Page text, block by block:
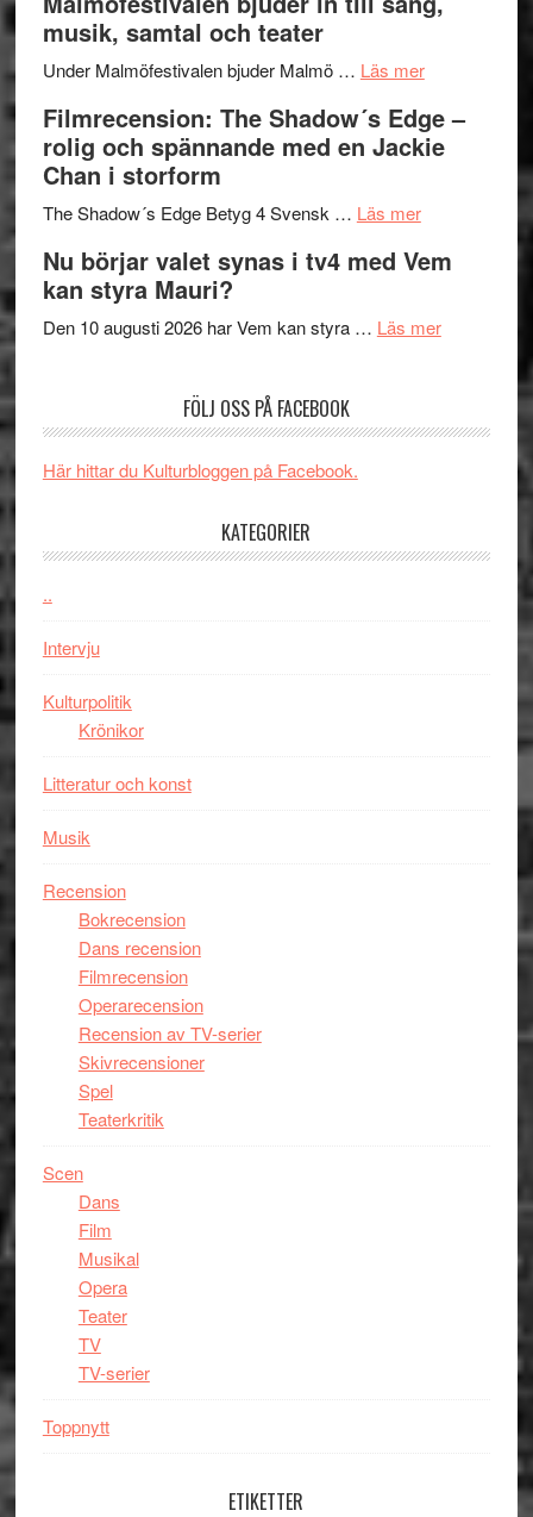
terräng
på
Endre,
Roland
Pöntinen
Artipelag
musik, samtal och teater
Under Malmöfestivalen bjuder Malmö … Läs merom
bjuder
in
samtal
teater
Filmrecension: The Shadow´s Edge –
rolig och spännande med en Jackie
Chan i storform
The Shadow´s Edge Betyg 4 Svensk … Läs merom
Filmrecension:
The
´s
och
Jackie
Nu börjar valet synas i tv4 med Vem
kan styra Mauri?
Den 10 augusti 2026 har Vem kan styra … Läs merom
synas
Vem
FÖLJ OSS PÅ FACEBOOK
Här hittar du Kulturbloggen på Facebook.
KATEGORIER
..
Intervju
Kulturpolitik
Krönikor
Litteratur och konst
Musik
Recension
Bokrecension
Dans recension
Filmrecension
Operarecension
Recension av TV-serier
Skivrecensioner
Spel
Teaterkritik
Scen
Dans
Film
Musikal
Opera
Teater
TV
TV-serier
Toppnytt
ETIKETTER